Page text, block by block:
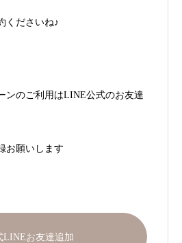
くださいね♪
ンのご利用はLINE公式のお友達
お願いします
LINEお友達追加